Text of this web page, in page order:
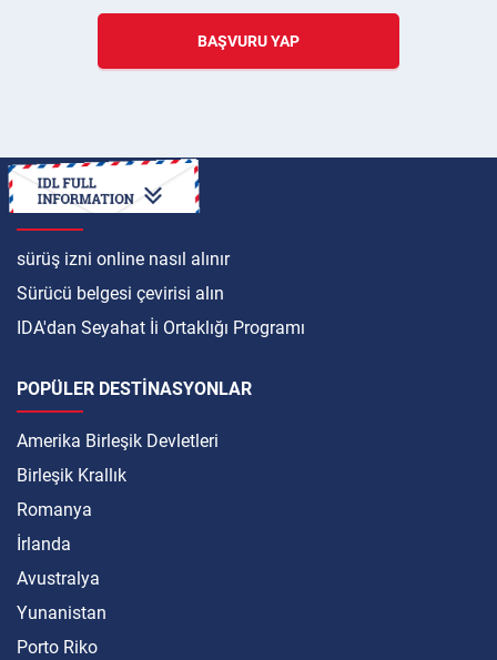
BAŞVURU YAP
ULUSLARARASI
sürüş izni online nasıl alınır
Sürücü belgesi çevirisi alın
IDA'dan Seyahat İi Ortaklığı Programı
POPÜLER DESTINASYONLAR
Amerika Birleşik Devletleri
Birleşik Krallık
Romanya
İrlanda
Avustralya
Yunanistan
Porto Riko